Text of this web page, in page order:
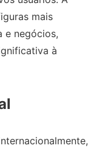
mais
e negócios,
à